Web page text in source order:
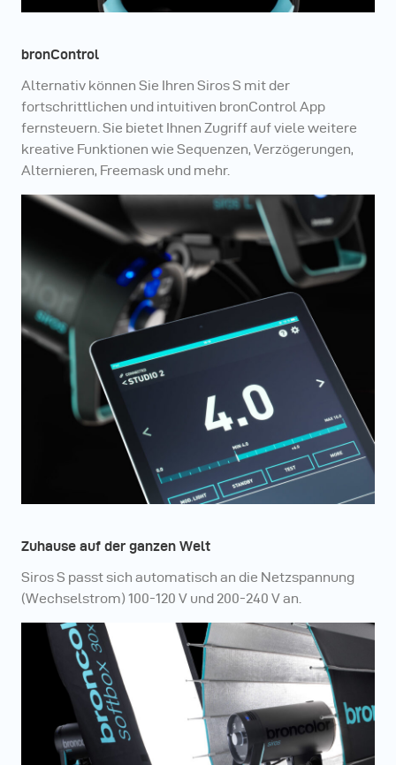
bronControl
Alternativ können Sie Ihren Siros S mit der
fortschrittlichen und intuitiven bronControl App
fernsteuern. Sie bietet Ihnen Zugriff auf viele weitere
kreative Funktionen wie Sequenzen, Verzögerungen,
Alternieren, Freemask und mehr.
Zuhause auf der ganzen Welt
Siros S passt sich automatisch an die Netzspannung
(Wechselstrom) 100-120 V und 200-240 V an.